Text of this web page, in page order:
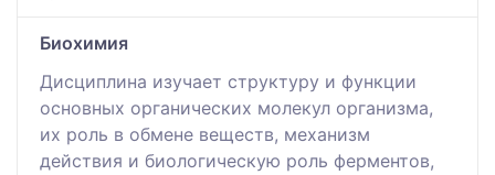
Биохимия
Дисциплина изучает структуру и функции
основных органических молекул организма,
их роль в обмене веществ, механизм
действия и биологическую роль ферментов,